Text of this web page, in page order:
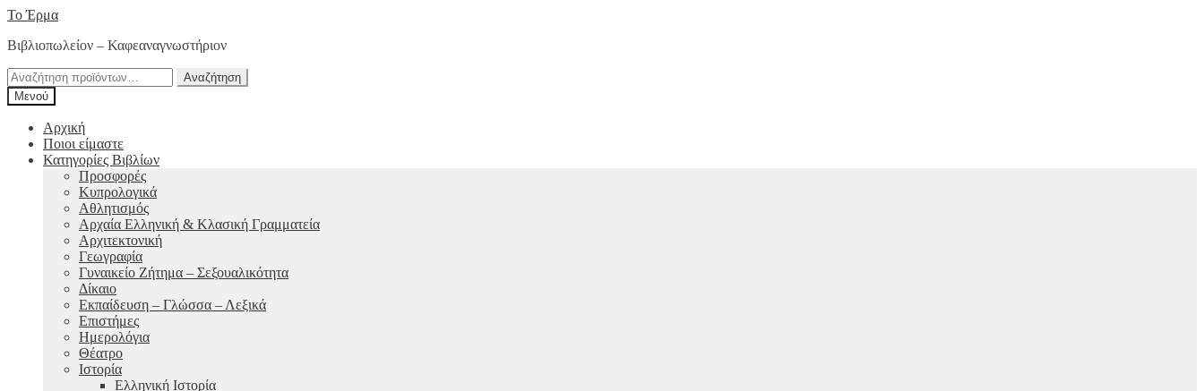
Απευθείας
στην
Μετάβαση
περιεχόμενο
Το Έρμα
Βιβλιοπωλείον – Καφεαναγνωστήριον
Αναζήτηση
για:
Αναζήτηση
Μενού
Αρχική
Ποιοι είμαστε
Κατηγορίες Βιβλίων
Προσφορές
Κυπρολογικά
Αθλητισμός
Αρχαία Ελληνική & Κλασική Γραμματεία
Αρχιτεκτονική
Γεωγραφία
Γυναικείο Ζήτημα – Σεξουαλικότητα
Δίκαιο
Εκπαίδευση – Γλώσσα – Λεξικά
Επιστήμες
Ημερολόγια
Θέατρο
Ιστορία
Ελληνική Ιστορία